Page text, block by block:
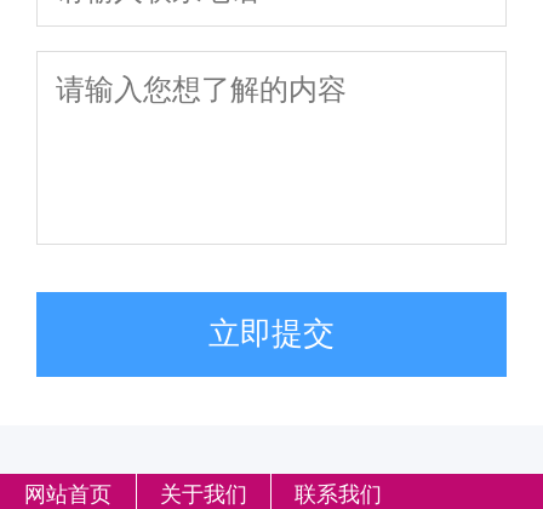
立即提交
网站首页 关于我们 联系我们